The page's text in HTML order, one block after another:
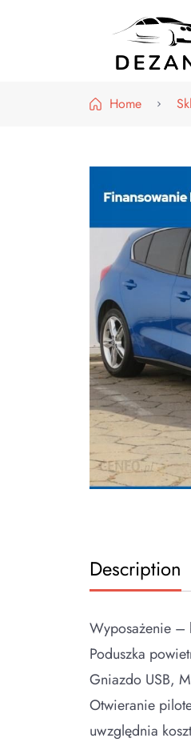
Home
Description
Wyposażenie –
Poduszka
Gniazdo USB,
Otwieranie
uwzględnia